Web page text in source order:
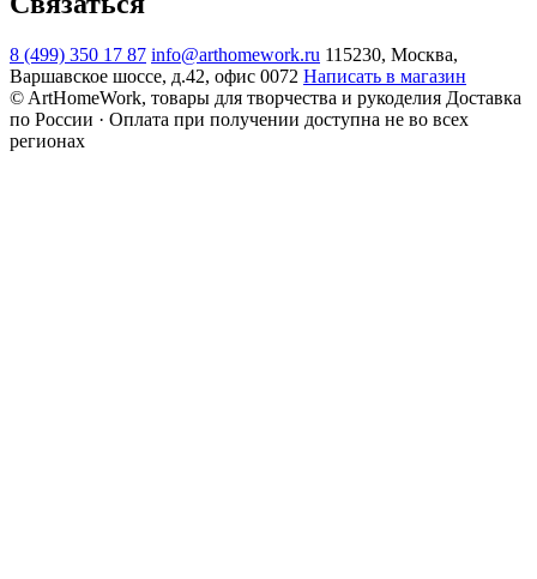
8 (499) 350 17 87 info@arthomework.ru 115230, Москва,
Варшавское шоссе, д.42, офис 0072 Написать в магазин
© ArtHomeWork, товары для творчества и рукоделия Доставка
по России · Оплата при получении доступна не во всех
регионах